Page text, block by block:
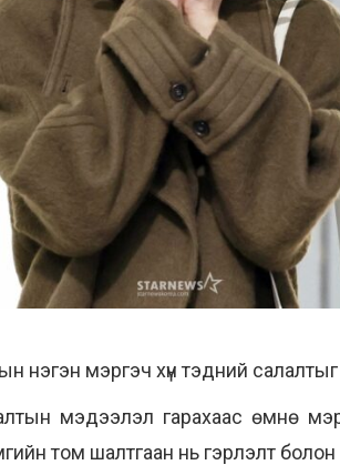
нэгэн мэргэч хүн тэдний
мэдээлэл гарахаас өмнө
том шалтгаан нь гэрлэлт